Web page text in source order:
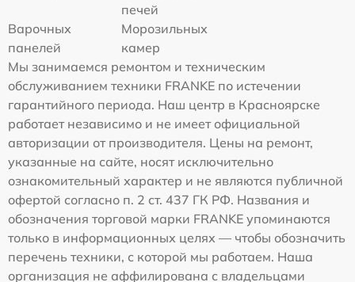
печей
Варочных
панелей
Морозильных
камер
Мы занимаемся ремонтом и техническим
обслуживанием техники FRANKE по истечении
гарантийного периода. Наш центр в Красноярске
работает независимо и не имеет официальной
авторизации от производителя. Цены на ремонт,
указанные на сайте, носят исключительно
ознакомительный характер и не являются публичной
офертой согласно п. 2 ст. 437 ГК РФ. Названия и
обозначения торговой марки FRANKE упоминаются
только в информационных целях — чтобы обозначить
перечень техники, с которой мы работаем. Наша
организация не аффилирована с владельцами